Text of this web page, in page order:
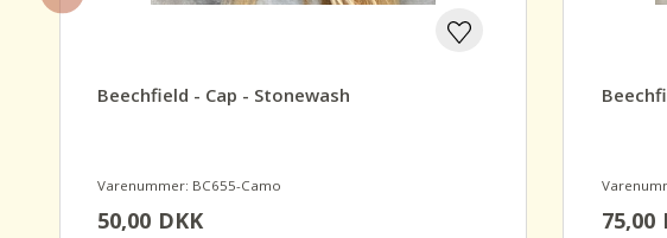
Beechfield - Cap - Stonewash
Varenummer: BC655-Camo
50,00DKK 75,00